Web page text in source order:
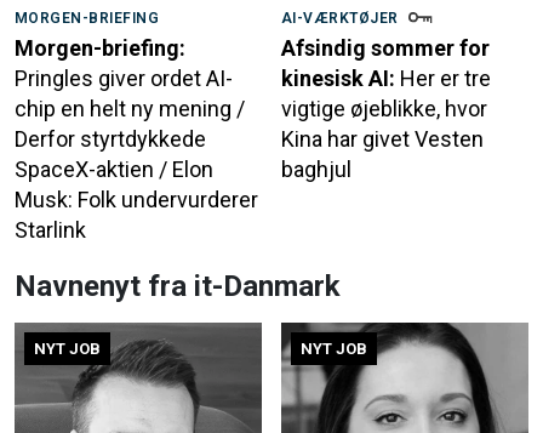
MORGEN-BRIEFING
Morgen-briefing:
Pringles giver ordet AI-
chip en helt ny mening /
Derfor styrtdykkede
SpaceX-aktien / Elon
Musk: Folk undervurderer
Starlink
AI-VÆRKTØJER
Afsindig sommer for
kinesisk AI: Her er tre
vigtige øjeblikke, hvor
Kina har givet Vesten
baghjul
Navnenyt fra it-Danmark
NYT JOB NYT JOB